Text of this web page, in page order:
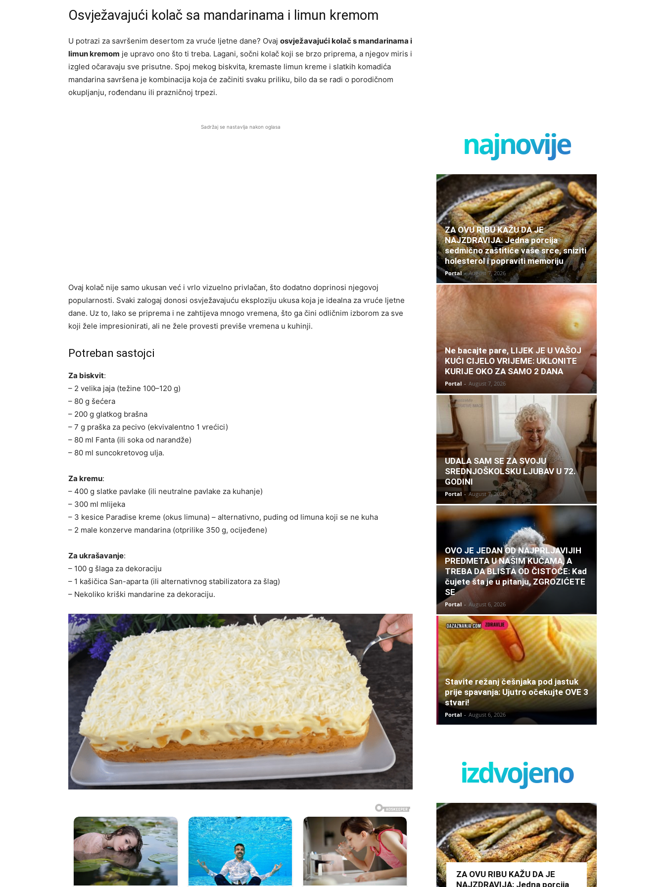
Osvježavajući kolač sa mandarinama i limun kremom
U potrazi za savršenim desertom za vruće ljetne dane? Ovaj osvježavajući kolač s mandarinama i
limun kremom je upravo ono što ti treba. Lagani, sočni kolač koji se brzo priprema, a njegov miris i
izgled očaravaju sve prisutne. Spoj mekog biskvita, kremaste limun kreme i slatkih komadića
mandarina savršena je kombinacija koja će začiniti svaku priliku, bilo da se radi o porodičnom
okupljanju, rođendanu ili prazničnoj trpezi.
Sadržaj se nastavlja nakon oglasa
Ovaj kolač nije samo ukusan već i vrlo vizuelno privlačan, što dodatno doprinosi njegovoj
popularnosti. Svaki zalogaj donosi osvježavajuću eksploziju ukusa koja je idealna za vruće ljetne
dane. Uz to, lako se priprema i ne zahtijeva mnogo vremena, što ga čini odličnim izborom za sve
koji žele impresionirati, ali ne žele provesti previše vremena u kuhinji.
Potreban sastojci
Za biskvit:
– 2 velika jaja (težine 100–120 g)
– 80 g šećera
– 200 g glatkog brašna
– 7 g praška za pecivo (ekvivalentno 1 vrećici)
– 80 ml Fanta (ili soka od narandže)
– 80 ml suncokretovog ulja.
Za kremu:
– 400 g slatke pavlake (ili neutralne pavlake za kuhanje)
– 300 ml mlijeka
– 3 kesice Paradise kreme (okus limuna) – alternativno, puding od limuna koji se ne kuha
– 2 male konzerve mandarina (otprilike 350 g, ocijeđene)
Za ukrašavanje:
– 100 g šlaga za dekoraciju
– 1 kašičica San-aparta (ili alternativnog stabilizatora za šlag)
– Nekoliko kriški mandarine za dekoraciju.
najnovije
ZA OVU RIBU KAŽU DA JE
NAJZDRAVIJA: Jedna porcija
sedmično zaštitiće vaše srce, sniziti
holesterol i popraviti memoriju
Portal - August 7, 2026
Ne bacajte pare, LIJEK JE U VAŠOJ
KUĆI CIJELO VRIJEME: UKLONITE
KURIJE OKO ZA SAMO 2 DANA
Portal - August 7, 2026
UDALA SAM SE ZA SVOJU
SREDNJOŠKOLSKU LJUBAV U 72.
GODINI
Portal - August 7, 2026
OVO JE JEDAN OD NAJPRLJAVIJIH
PREDMETA U NAŠIM KUĆAMA, A
TREBA DA BLISTA OD ČISTOĆE: Kad
čujete šta je u pitanju, ZGROZIĆETE
SE
Portal - August 6, 2026
Stavite režanj češnjaka pod jastuk
prije spavanja: Ujutro očekujte OVE 3
stvari!
Portal - August 6, 2026
izdvojeno
ZA OVU RIBU KAŽU DA JE
NAJZDRAVIJA: Jedna porcija